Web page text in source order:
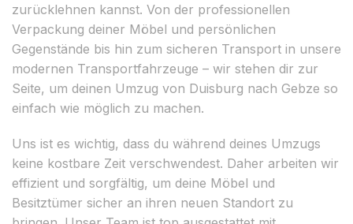
zurücklehnen kannst. Von der professionellen
Verpackung deiner Möbel und persönlichen
Gegenstände bis hin zum sicheren Transport in unsere
modernen Transportfahrzeuge – wir stehen dir zur
Seite, um deinen Umzug von Duisburg nach Gebze so
einfach wie möglich zu machen.
Uns ist es wichtig, dass du während deines Umzugs
keine kostbare Zeit verschwendest. Daher arbeiten wir
effizient und sorgfältig, um deine Möbel und
Besitztümer sicher an ihren neuen Standort zu